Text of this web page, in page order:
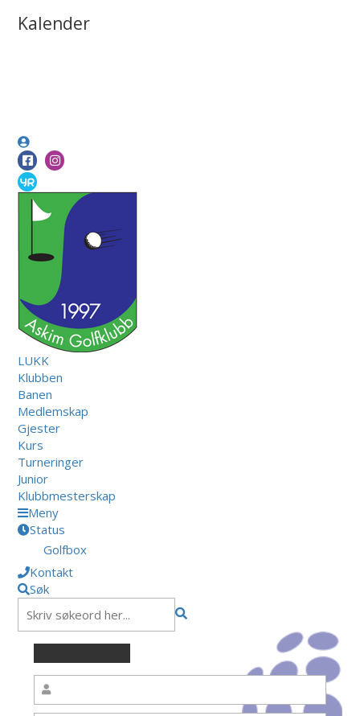
Kalender
LUKK
Klubben
Banen
Medlemskap
Gjester
Kurs
Turneringer
Junior
Klubbmesterskap
Meny
Status
Golfbox
Kontakt
Søk